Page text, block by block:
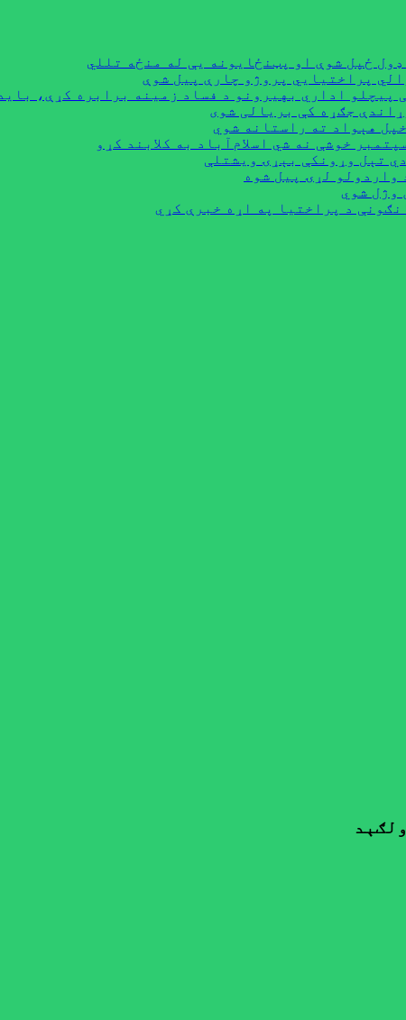
ځپل شوې او پټنځایونه یې له منځه تللي
پيچلو اداري بهیرونو د فساد زمینه برابره کړې،
جګړه کې بریالی شوی
تېل وړونکې بېړۍ ویشتلې
واردولو لړۍ پیل شوه
د پراختیا په اړه خبرې کړي